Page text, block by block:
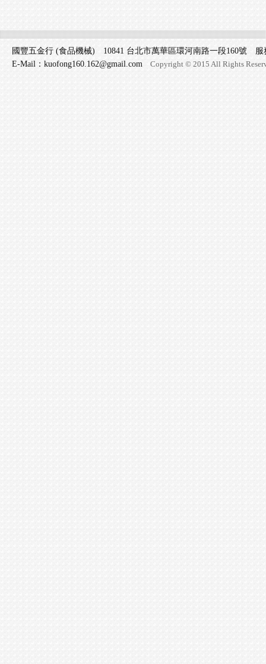
國豐五金行 (食品機械) 10841 台北市萬華區環河南路一段160號 服
E-Mail：kuofong160.162@gmail.com Copyright © 2015 All Rights